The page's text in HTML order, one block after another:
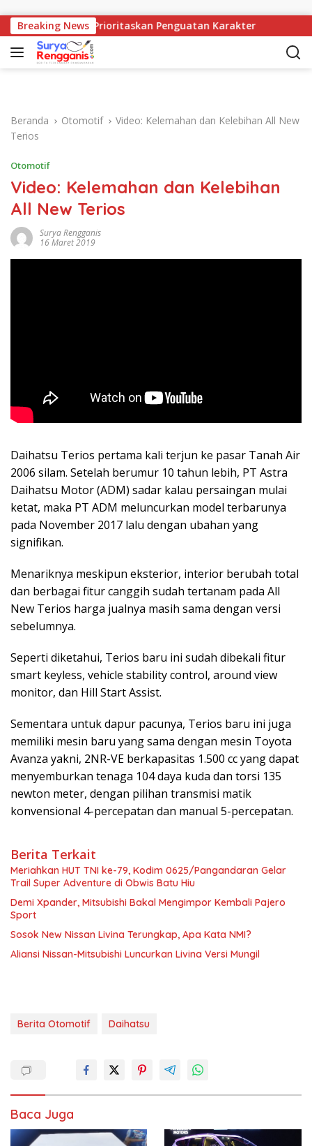
Breaking News
1 Mangunjaya Prioritaskan Penguatan Karakter
Beranda Otomotif
Video: Kelemahan dan Kelebihan All New
Terios
Otomotif
Video: Kelemahan dan Kelebihan
All New Terios
Surya Rengganis
16 Maret 2019
Daihatsu Terios pertama kali terjun ke pasar Tanah Air
2006 silam. Setelah berumur 10 tahun lebih, PT Astra
Daihatsu Motor (ADM) sadar kalau persaingan mulai
ketat, maka PT ADM meluncurkan model terbarunya
pada November 2017 lalu dengan ubahan yang
signifikan.
Menariknya meskipun eksterior, interior berubah total
dan berbagai fitur canggih sudah tertanam pada All
New Terios harga jualnya masih sama dengan versi
sebelumnya.
Seperti diketahui, Terios baru ini sudah dibekali fitur
smart keyless, vehicle stability control, around view
monitor, dan Hill Start Assist.
Sementara untuk dapur pacunya, Terios baru ini juga
memiliki mesin baru yang sama dengan mesin Toyota
Avanza yakni, 2NR-VE berkapasitas 1.500 cc yang dapat
menyemburkan tenaga 104 daya kuda dan torsi 135
newton meter, dengan pilihan transmisi matik
konvensional 4-percepatan dan manual 5-percepatan.
Berita Terkait
Meriahkan HUT TNI ke-79, Kodim 0625/Pangandaran Gelar
Trail Super Adventure di Obwis Batu Hiu
Demi Xpander, Mitsubishi Bakal Mengimpor Kembali Pajero
Sport
Sosok New Nissan Livina Terungkap, Apa Kata NMI?
Aliansi Nissan-Mitsubishi Luncurkan Livina Versi Mungil
Berita Otomotif Daihatsu
Baca Juga